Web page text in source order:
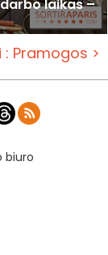
laikas –
Pramogos >
biuro